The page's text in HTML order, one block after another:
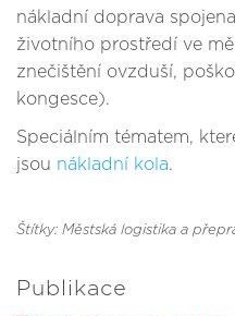
nákladní doprava
životního prostředí ve
znečištění ovzduší,
kongesce).
Speciálním tématem,
jsou nákladní kola.
Štítky: Městská logistika a
Publikace